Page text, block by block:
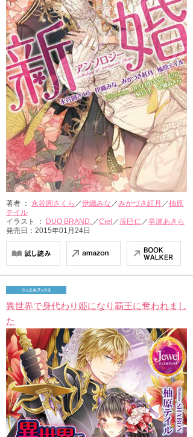
著者 ： 永谷圓さくら ／伊織みな ／みかづき紅月 ／柚原
テイル
イラスト ：
DUO BRAND.／Ciel ／ 辰巳仁／早瀬あきら
発売日：2015年01月24日
異世界で身代わり姫になり覇王に奪われまし
た